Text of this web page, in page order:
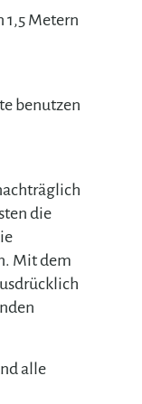
Metern
benutzen
die
Mit dem
alle